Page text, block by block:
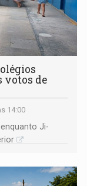
votos de
14:00
Ji-